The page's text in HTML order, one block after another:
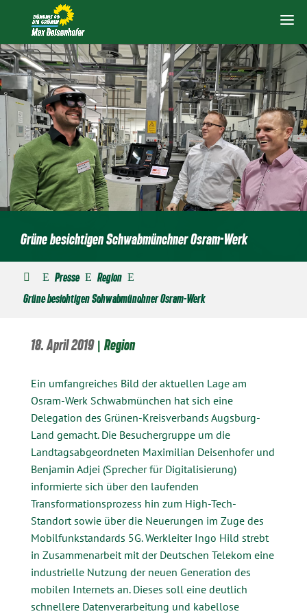
Grüne besichtigen Schwabmünchner Osram-Werk
E Presse E Region E
Grüne besichtigen Schwabmünchner Osram-Werk
18. April 2019|Region
Ein umfangreiches Bild der aktuellen Lage am
Osram-Werk Schwabmünchen hat sich eine
Delegation des Grünen-Kreisverbands Augsburg-
Land gemacht. Die Besuchergruppe um die
Landtagsabgeordneten Maximilian Deisenhofer und
Benjamin Adjei (Sprecher für Digitalisierung)
informierte sich über den laufenden
Transformationsprozess hin zum High-Tech-
Standort sowie über die Neuerungen im Zuge des
Mobilfunkstandards 5G. Werkleiter Ingo Hild strebt
in Zusammenarbeit mit der Deutschen Telekom eine
industrielle Nutzung der neuen Generation des
mobilen Internets an. Dieses soll eine deutlich
schnellere Datenverarbeitung und kabellose